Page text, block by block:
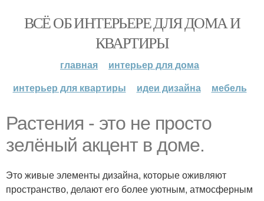
ВСЁ ОБ ИНТЕРЬЕРЕ ДЛЯ ДОМА И
КВАРТИРЫ
главная
интерьер для дома
интерьер для квартиры
идеи дизайна мебель
Растения - это не просто
зелёный акцент в доме.
Это живые элементы дизайна, которые оживляют
пространство, делают его более уютным, атмосферным